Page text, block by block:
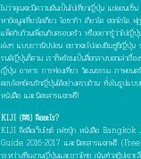
ไม่ว่าคุณจะมีความฝันเป็นไปเที่ยวญี่ปุ่น แช่ออนเซ็น
หาข้อมูลเที่ยวโตเกียว โอซาก้า เกียวโต ฮอกไกโด
แพ็คกับก๊วนเพื่อนกับครอบครัว หรืออยากรู้ว่าไปญี่
เจ๋งๆ แบบชาวนิปปอน อยากจะไปลองชิมซูชิญี่ปุ่น
รนด์ญี่ปุ่นก็ตาม เราก็พร้อมเป็นสื่อกลางบอกเล่าเรื่อ
ญี่ปุ่น อาหาร การท่องเที่ยว วัฒนธรรม ภาพยนต
ตอบโจทย์คนรักญี่ปุ่นได้อย่างครบถ้วน ทั้งในรูปแบบ
หนังสือ และนิตยสารแจกฟรี!
KIJI (คิจิ) คืออะไร?
KIJI คือสื่อเว็บไซต์ เฟซบุ๊ก หนังสือ
Guide 2016-2017 และนิตยสารแจกฟรี
ระหว่างทีมงานญี่ปุ่นและชาวไทย เน้นทำสกู๊ปเจ